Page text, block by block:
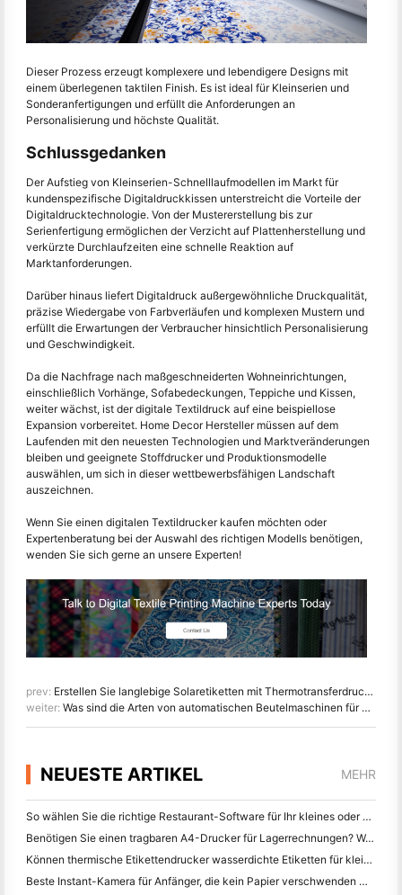
Dieser Prozess erzeugt komplexere und lebendigere Designs mit
einem überlegenen taktilen Finish. Es ist ideal für Kleinserien und
Sonderanfertigungen und erfüllt die Anforderungen an
Personalisierung und höchste Qualität.
Schlussgedanken
Der Aufstieg von Kleinserien-Schnelllaufmodellen im Markt für
kundenspezifische Digitaldruckkissen unterstreicht die Vorteile der
Digitaldrucktechnologie. Von der Mustererstellung bis zur
Serienfertigung ermöglichen der Verzicht auf Plattenherstellung und
verkürzte Durchlaufzeiten eine schnelle Reaktion auf
Marktanforderungen.
Darüber hinaus liefert Digitaldruck außergewöhnliche Druckqualität,
präzise Wiedergabe von Farbverläufen und komplexen Mustern und
erfüllt die Erwartungen der Verbraucher hinsichtlich Personalisierung
und Geschwindigkeit.
Da die Nachfrage nach maßgeschneiderten Wohneinrichtungen,
einschließlich Vorhänge, Sofabedeckungen, Teppiche und Kissen,
weiter wächst, ist der digitale Textildruck auf eine beispiellose
Expansion vorbereitet. Home Decor Hersteller müssen auf dem
Laufenden mit den neuesten Technologien und Marktveränderungen
bleiben und geeignete Stoffdrucker und Produktionsmodelle
auswählen, um sich in dieser wettbewerbsfähigen Landschaft
auszeichnen.
Wenn Sie einen digitalen Textildrucker kaufen möchten oder
Expertenberatung bei der Auswahl des richtigen Modells benötigen,
wenden Sie sich gerne an unsere Experten!
prev: Erstellen Sie langlebige Solaretiketten mit Thermotransferdruckern
weiter: Was sind die Arten von automatischen Beutelmaschinen für den E-Commerce?
NEUESTE ARTIKEL MEHR
So wählen Sie die richtige Restaurant-Software für Ihr kleines oder mittleres Restaurant
Benötigen Sie einen tragbaren A4-Drucker für Lagerrechnungen? Was eigentlich funktioniert
Können thermische Etikettendrucker wasserdichte Etiketten für kleine Unternehmen herstellen?
Beste Instant-Kamera für Anfänger, die kein Papier verschwenden wollen